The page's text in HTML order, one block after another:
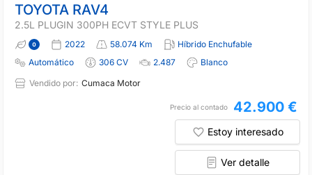
TOYOTA RAV4
2.5L PLUGIN 300PH ECVT STYLE PLUS
2022 58.074 Km
Híbrido Enchufable
Automático
306 CV 2.487
Blanco
Vendido por: Cumaca Motor
Precio al contado 42.900 €
Estoy interesado
Ver detalle